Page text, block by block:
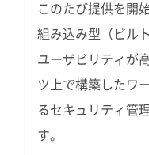
このたび提供を開
組み込み型（ビル
ユーザビリティが
ツ上で構築したワ
るセキュリティ管
す。